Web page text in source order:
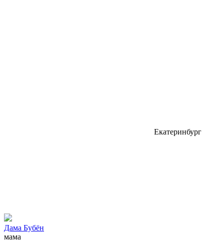
Екатеринбург
Дама Бубён
мама